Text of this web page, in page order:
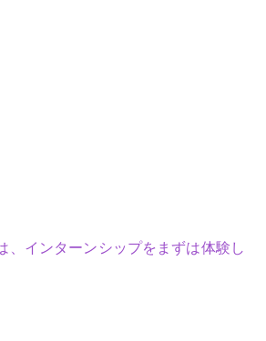
、インターンシップをまずは体験し